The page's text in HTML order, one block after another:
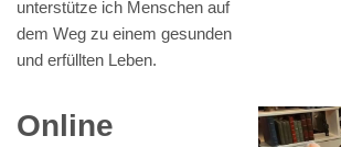
unterstütze ich Menschen auf
dem Weg zu einem gesunden
und erfüllten Leben.
Online